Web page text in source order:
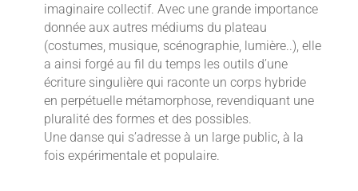
imaginaire collectif. Avec une grande importance
donnée aux autres médiums du plateau
(costumes, musique, scénographie, lumière..), elle
a ainsi forgé au fil du temps les outils d’une
écriture singulière qui raconte un corps hybride
en perpétuelle métamorphose, revendiquant une
pluralité des formes et des possibles.
Une danse qui s’adresse à un large public, à la
fois expérimentale et populaire.